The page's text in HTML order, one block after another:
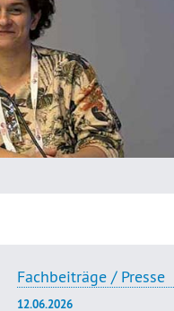
Fachbeiträge / Presse
12.06.2026